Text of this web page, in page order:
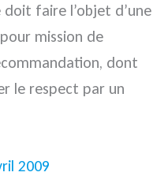
faire l’objet d’une
mission de
dont
le respect par un
2009